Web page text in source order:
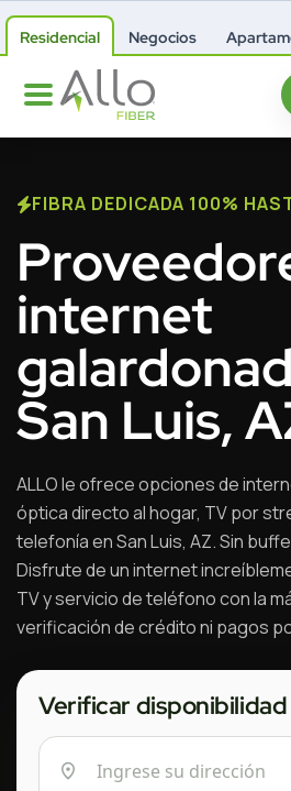
Residencial Negocios
FIBRA DEDICADA 100%
internet
San Luis,
ALLO le ofrece opciones de
óptica directo al hogar, TV por
telefonía en San Luis, AZ. Sin
Disfrute de un internet
TV y servicio de teléfono con la
verificación de crédito ni pagos
Verificar disponibilidad